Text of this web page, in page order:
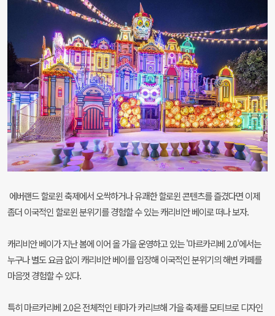
에버랜드 할로윈 축제에서 오싹하거나 유쾌한 할로윈 콘텐츠를 즐겼다면 이제
좀더 이국적인 할로윈 분위기를 경험할 수 있는 캐리비안 베이로 떠나 보자.
캐리비안 베이가 지난 봄에 이어 올 가을 운영하고 있는 '마르카리베 2.0'에서는
누구나 별도 요금 없이 캐리비안 베이를 입장해 이국적인 분위기의 해변 카페를
마음껏 경험할 수 있다.
특히 마르카리베 2.0은 전체적인 테마가 카리브해 가을 축제를 모티브로 디자인